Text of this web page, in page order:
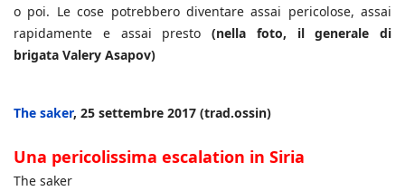
o poi. Le cose potrebbero diventare assai pericolose, assai
rapidamente e assai presto (nella foto, il generale di
brigata Valery Asapov)
The saker, 25 settembre 2017 (trad.ossin)
Una pericolissima escalation in Siria
The saker